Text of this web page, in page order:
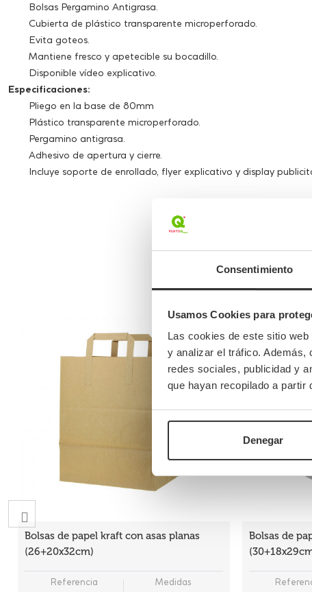
Consentimiento
Usamos Cookies para
Las cookies de este sitio
y analizar el tráfico. Además,
redes sociales, publicidad y
que hayan recopilado a partir
Denegar
Bolsas Pergamino Antigrasa.
Cubierta de plástico transparente microperforado.
Evita goteos.
Mantiene fresco y apetecible su bocadillo.
Disponible vídeo explicativo.
Especificaciones:
Pliego en la base de 80mm
Plástico transparente microperforado.
Pergamino antigrasa.
Adhesivo de apertura y cierre.
Incluye soporte de enrollado, flyer explicativo y display
Bolsas de papel kraft con asas planas
(26+20x32cm)
Referencia
Medidas
Bolsas de